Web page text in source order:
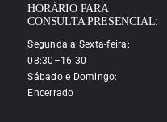
HORÁRIO PARA
CONSULTA PRESENCIAL:
Segunda a Sexta-feira:
08:30–16:30
Sábado e Domingo:
Encerrado